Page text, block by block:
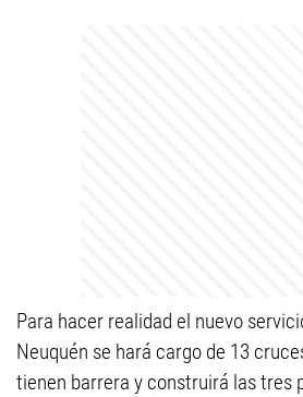
Para hacer realidad el nuevo
Neuquén se hará cargo de 13
tienen barrera y construirá las tres